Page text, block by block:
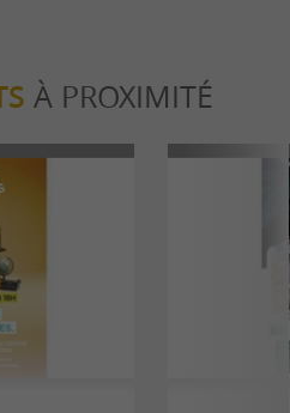
À PROXIMITÉ